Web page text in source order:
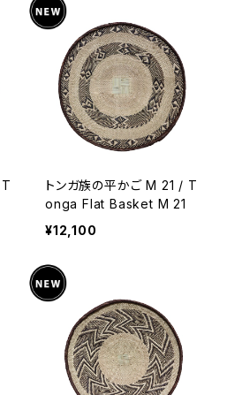
トンガ族の平かご M 21 / T
onga Flat Basket M 21
¥12,100